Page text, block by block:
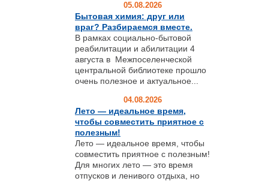
05.08.2026
Бытовая химия: друг или
враг? Разбираемся вместе.
В рамках социально-бытовой
реабилитации и абилитации 4
августа в Межпоселенческой
центральной библиотеке прошло
очень полезное и актуальное...
04.08.2026
Лето — идеальное время,
чтобы совместить приятное с
полезным!
Лето — идеальное время, чтобы
совместить приятное с полезным!
Для многих лето — это время
отпусков и ленивого отдыха, но